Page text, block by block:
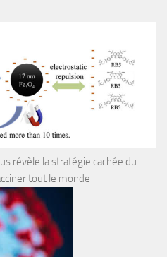
révèle la stratégie cachée du
tout le monde